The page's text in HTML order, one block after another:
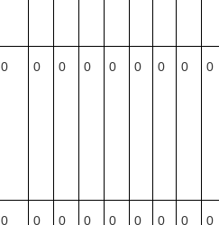
0 0 0 0 0 0 0 0
0 0 0 0 0 0 0 0